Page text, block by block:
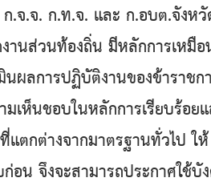
ก.ท.จ. และ ก.อบต.จังหวัด
านส่วนท้องถิ่น มีหลักการเหมื
นผลการปฏิบัติงานของข้าร
มเห็นชอบในหลักการเรียบร้อ
แตกต่างจากมาตรฐานทั่วไป
อน จึงจะสามารถประกาศใช้บั